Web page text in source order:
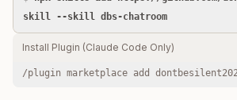
skill --skill dbs-chatroom
Install Plugin (Claude Code Only)
/plugin marketplace add